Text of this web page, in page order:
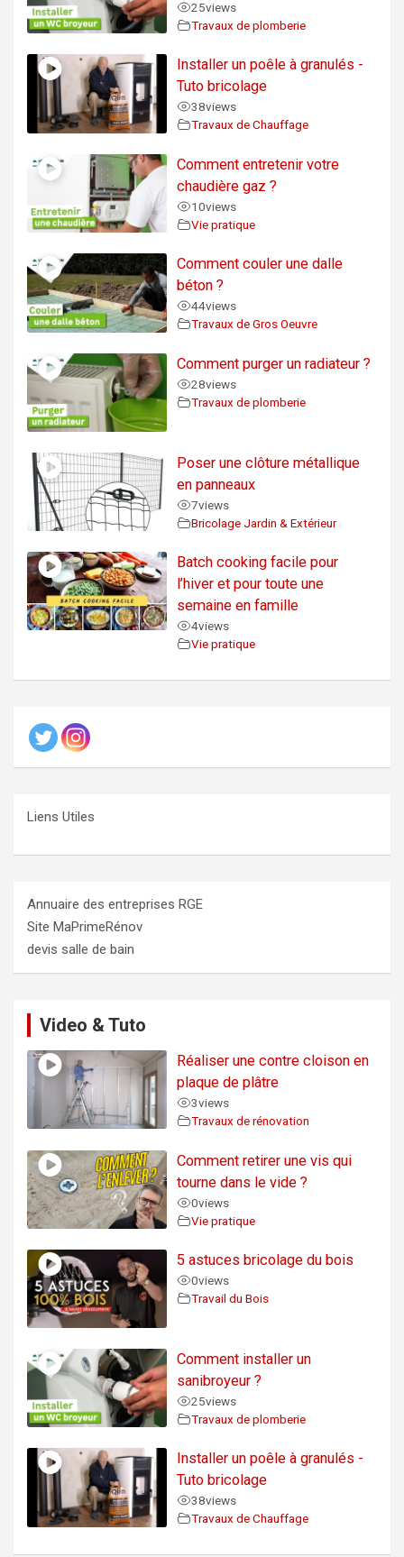
25views
Travaux de plomberie
Installer un poêle à granulés -
Tuto bricolage
38views
Travaux de Chauffage
Comment entretenir votre
chaudière gaz ?
10views
Vie pratique
Comment couler une dalle
béton ?
44views
Travaux de Gros Oeuvre
Comment purger un radiateur ?
28views
Travaux de plomberie
Poser une clôture métallique
en panneaux
7views
Bricolage Jardin & Extérieur
Batch cooking facile pour
l’hiver et pour toute une
semaine en famille
4views
Vie pratique
Liens Utiles
Annuaire des entreprises RGE
Site MaPrimeRénov
devis salle de bain
Video & Tuto
Réaliser une contre cloison en
plaque de plâtre
3views
Travaux de rénovation
Comment retirer une vis qui
tourne dans le vide ?
0views
Vie pratique
5 astuces bricolage du bois
0views
Travail du Bois
Comment installer un
sanibroyeur ?
25views
Travaux de plomberie
Installer un poêle à granulés -
Tuto bricolage
38views
Travaux de Chauffage